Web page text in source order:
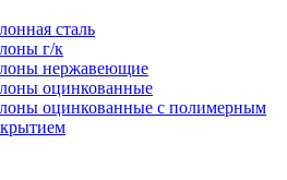
сталь
г/к
нержавеющие
оцинкованные
оцинкованные с полимерным